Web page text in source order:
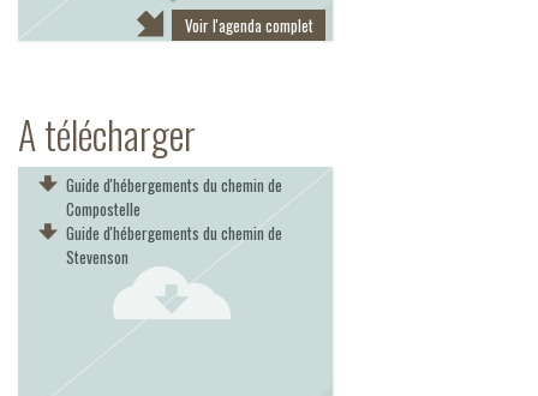
Voir l'agenda complet
A télécharger
Guide d'hébergements du chemin de
Compostelle
Guide d'hébergements du chemin de
Stevenson